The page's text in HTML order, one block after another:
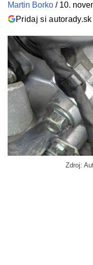
Martin Borko / 10.
Pridaj si
Zdroj: